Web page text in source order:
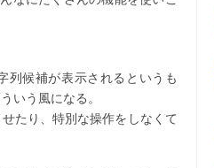
列候補が表示されるというも
いう風になる。
たり、特別な操作をしなくて